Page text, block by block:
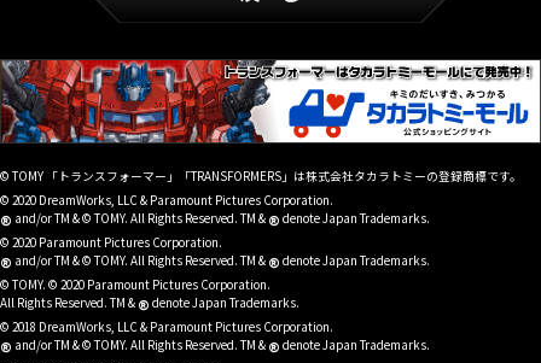
© TOMY 「トランスフォーマー」「TRANSFORMERS」は株式会社タカラトミーの登録商標です。
© 2020 DreamWorks, LLC & Paramount Pictures Corporation.
® and/or TM & © TOMY. All Rights Reserved. TM & ® denote Japan Trademarks.
© 2020 Paramount Pictures Corporation.
® and/or TM & © TOMY. All Rights Reserved. TM & ® denote Japan Trademarks.
© TOMY. © 2020 Paramount Pictures Corporation.
All Rights Reserved. TM & ® denote Japan Trademarks.
© 2018 DreamWorks, LLC & Paramount Pictures Corporation.
® and/or TM & © TOMY. All Rights Reserved. TM & ® denote Japan Trademarks.